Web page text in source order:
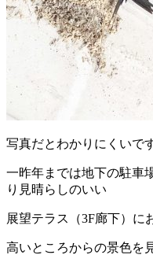
写真だとわかりにくいで
一昨年までは地下の駐車
り見晴らしのいい
展望テラス（3F廊下）に
高いところからの景色を